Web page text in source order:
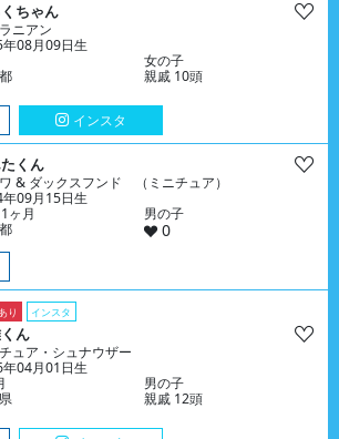
ちゃん
ニアン
08月09日生
女の子
親戚 10頭
インスタ
くん
& ダックスフンド （ミニチュア）
09月15日生
ヶ月
男の子
0
り インスタ
ん
ュア・シュナウザー
04月01日生
男の子
親戚 12頭